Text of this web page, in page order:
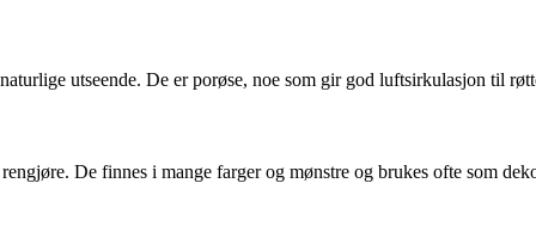
utseende. De er porøse, noe som gir god luftsirkulasjon til
De finnes i mange farger og mønstre og brukes ofte som